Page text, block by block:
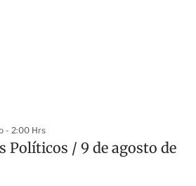
- 2:00 Hrs
Políticos / 9 de agosto de